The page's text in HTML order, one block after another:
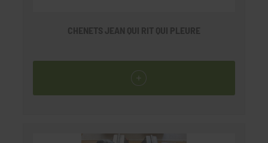
CHENETS JEAN QUI RIT QUI PLEURE